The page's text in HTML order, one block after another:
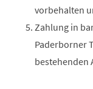
vorbehalten
Zahlung in
Paderborner
bestehenden